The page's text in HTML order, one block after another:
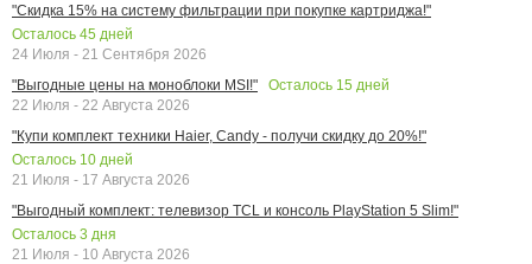
"Скидка 15% на систему фильтрации при покупке картриджа!"
Осталось 45 дней
24 Июля - 21 Сентября 2026
"Выгодные цены на моноблоки MSI!"
Осталось 15 дней
22 Июля - 22 Августа 2026
"Купи комплект техники Haier, Candy - получи скидку до 20%!"
Осталось 10 дней
21 Июля - 17 Августа 2026
"Выгодный комплект: телевизор TCL и консоль PlayStation 5 Slim!"
Осталось 3 дня
21 Июля - 10 Августа 2026